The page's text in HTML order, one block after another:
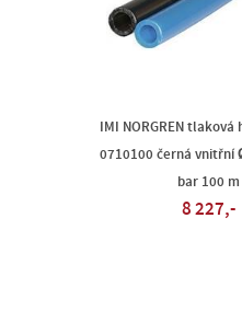
IMI NORGREN tlaková
0710100 černá vnitřní
bar 100 m
8 227,-